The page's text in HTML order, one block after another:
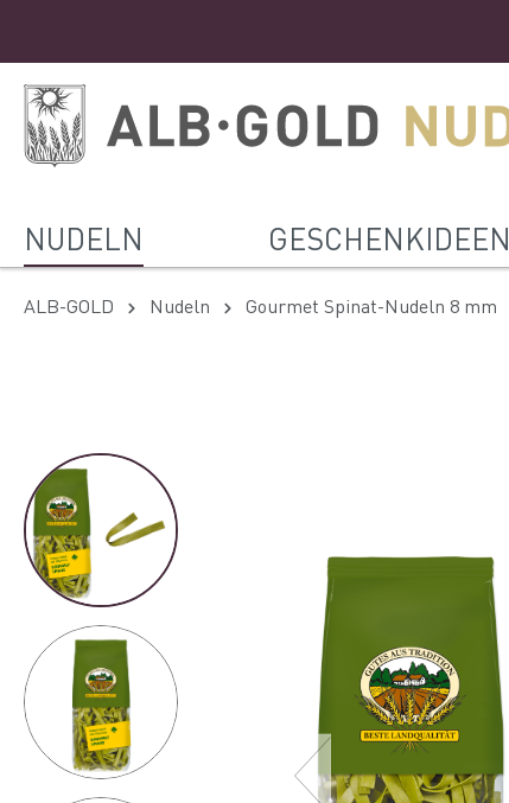
NUDELN GESCHENKIDEEN
ALB-GOLD Nudeln Gourmet Spinat-Nudeln 8 mm